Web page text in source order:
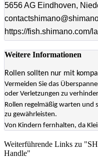
5656 AG Eindhoven,
https://fish.shimano.com/
Weitere Informationen
Rollen sollten nur mit
Vermeiden Sie das
oder Verletzungen zu
Rollen regelmäßig warten
zu gewährleisten.
Von Kindern fernhalten, da
Weiterführende Links zu
Handle"